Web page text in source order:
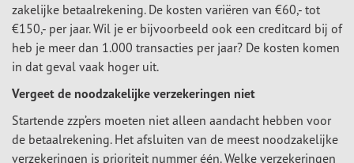
zakelijke betaalrekening. De kosten variëren van €60,- tot
€150,- per jaar. Wil je er bijvoorbeeld ook een creditcard bij of
heb je meer dan 1.000 transacties per jaar? De kosten komen
in dat geval vaak hoger uit.
Vergeet de noodzakelijke verzekeringen niet
Startende zzp’ers moeten niet alleen aandacht hebben voor
de betaalrekening. Het afsluiten van de meest noodzakelijke
verzekeringen is prioriteit nummer één. Welke verzekeringen